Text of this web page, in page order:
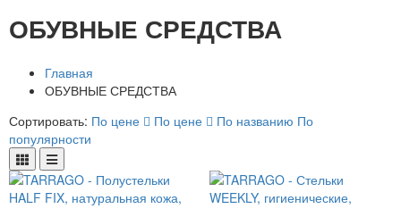
ОБУВНЫЕ СРЕДСТВА
Главная
ОБУВНЫЕ СРЕДСТВА
Сортировать: По цене По цене По названию По
популярности